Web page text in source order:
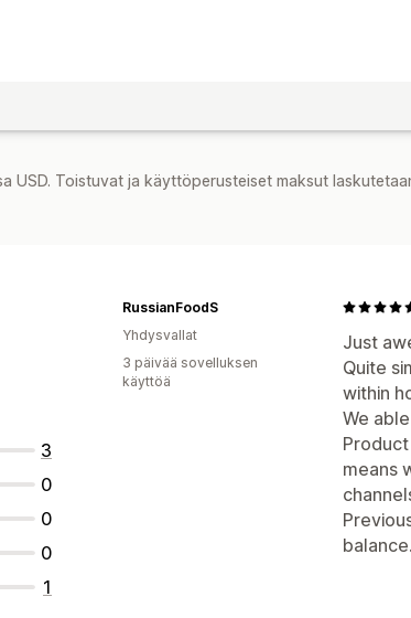
USD. Toistuvat ja käyttöperusteiset maksut
3
0
0
0
1
Just
Quite
within
We
means
balance.
RussianFoodS
Yhdysvallat
3 päivää sovelluksen
käyttöä